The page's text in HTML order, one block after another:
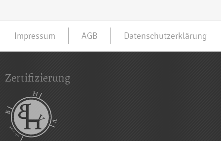
Impressum AGB Datenschutzerklärung
Zertifizierung